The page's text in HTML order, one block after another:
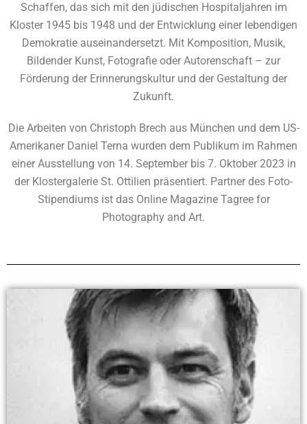
Schaffen, das sich mit den jüdischen Hospitaljahren im
Kloster 1945 bis 1948 und der Entwicklung einer lebendigen
Demokratie auseinandersetzt. Mit Komposition, Musik,
Bildender Kunst, Fotografie oder Autorenschaft – zur
Förderung der Erinnerungskultur und der Gestaltung der
Zukunft.
Die Arbeiten von Christoph Brech aus München und dem US-
Amerikaner Daniel Terna wurden dem Publikum im Rahmen
einer Ausstellung von 14. September bis 7. Oktober 2023 in
der Klostergalerie St. Ottilien präsentiert. Partner des Foto-
Stipendiums ist das Online Magazine Tagree for
Photography and Art.